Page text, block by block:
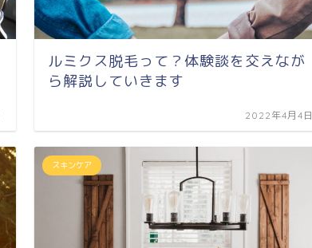
ルミクス脱毛って？体験談を交えなが
ら解説していきます
2022年4月4日
スキンケア